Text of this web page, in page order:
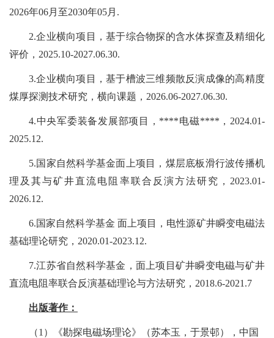
2026年06月至2030年05月 .
2.企业横向项目，基于综合物探的含水体探查及精细化
评价， 2025.10-2027.06.30.
3.企业横向项目，基于槽波三维频散反演成像的高精度
煤厚探测技术研究，横向课题， 2026.06-2027.06.30.
4.中央军委装备发展部项目， ****电磁**** ， 2024.01-
2025.12.
5.国家自然科学基金面上项目，煤层底板滑行波传播机
理及其与矿井直流电阻率联合反演方法研究， 2023.01-
2026.12.
6.国家自然科学基金 面上项目，电性源矿井瞬变电磁法
基础理论研究， 2020.01-2023.12.
7.江苏省自然科学基金，面上项目矿井瞬变电磁与矿井
直流电阻率联合反演基础理论与方法研究， 2018.6-2021.7
出版著作：
（1 ）《勘探电磁场理论》（苏本玉，于景邨），中国